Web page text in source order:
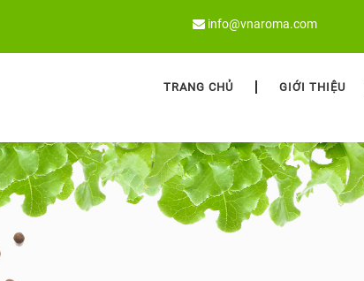
info@vnaroma.com
TRANG CHỦ GIỚI THIỆU